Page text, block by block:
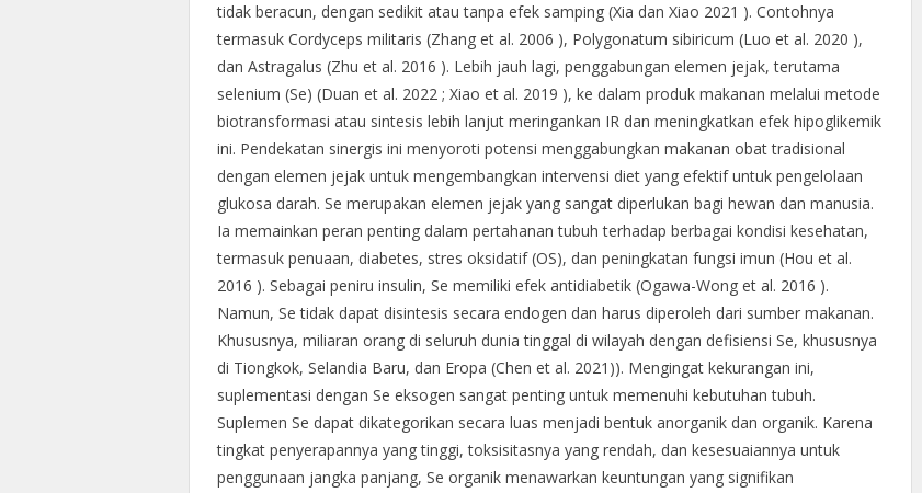
tidak beracun, dengan sedikit atau tanpa efek samping (Xia dan Xiao 2021 ). Contohnya
termasuk Cordyceps militaris (Zhang et al. 2006 ), Polygonatum sibiricum (Luo et al. 2020 ),
dan Astragalus (Zhu et al. 2016 ). Lebih jauh lagi, penggabungan elemen jejak, terutama
selenium (Se) (Duan et al. 2022 ; Xiao et al. 2019 ), ke dalam produk makanan melalui metode
biotransformasi atau sintesis lebih lanjut meringankan IR dan meningkatkan efek hipoglikemik
ini. Pendekatan sinergis ini menyoroti potensi menggabungkan makanan obat tradisional
dengan elemen jejak untuk mengembangkan intervensi diet yang efektif untuk pengelolaan
glukosa darah. Se merupakan elemen jejak yang sangat diperlukan bagi hewan dan manusia.
Ia memainkan peran penting dalam pertahanan tubuh terhadap berbagai kondisi kesehatan,
termasuk penuaan, diabetes, stres oksidatif (OS), dan peningkatan fungsi imun (Hou et al.
2016 ). Sebagai peniru insulin, Se memiliki efek antidiabetik (Ogawa-Wong et al. 2016 ).
Namun, Se tidak dapat disintesis secara endogen dan harus diperoleh dari sumber makanan.
Khususnya, miliaran orang di seluruh dunia tinggal di wilayah dengan defisiensi Se, khususnya
di Tiongkok, Selandia Baru, dan Eropa (Chen et al. 2021)). Mengingat kekurangan ini,
suplementasi dengan Se eksogen sangat penting untuk memenuhi kebutuhan tubuh.
Suplemen Se dapat dikategorikan secara luas menjadi bentuk anorganik dan organik. Karena
tingkat penyerapannya yang tinggi, toksisitasnya yang rendah, dan kesesuaiannya untuk
penggunaan jangka panjang, Se organik menawarkan keuntungan yang signifikan